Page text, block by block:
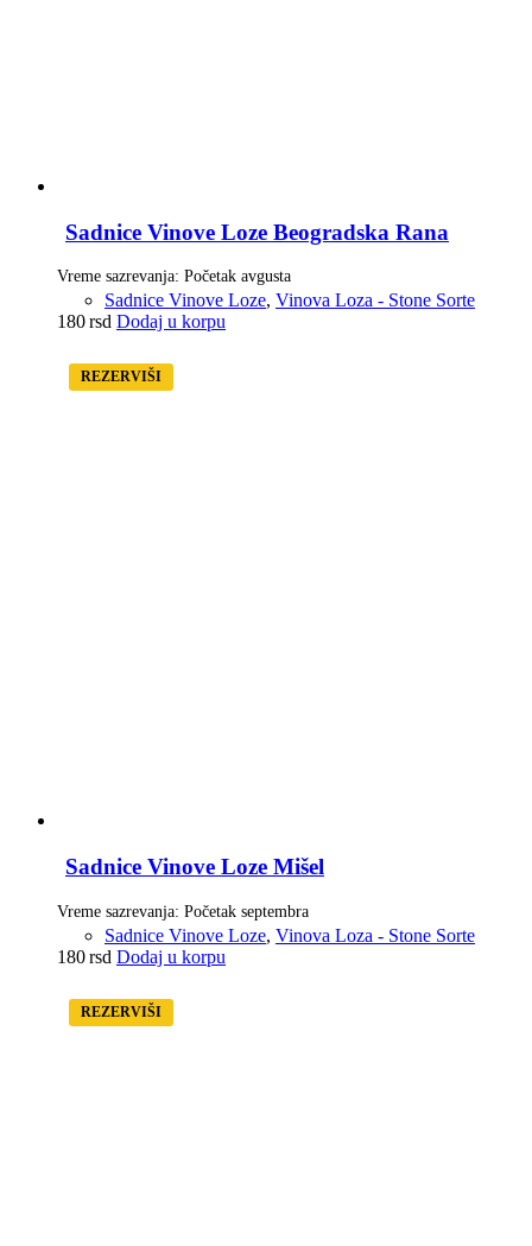
Sadnice Vinove Loze Beogradska Rana
Vreme sazrevanja: Početak avgusta
Sadnice Vinove Loze, Vinova Loza - Stone Sorte
180rsd Dodaj u korpu
REZERVIŠI
Sadnice Vinove Loze Mišel
Vreme sazrevanja: Početak septembra
Sadnice Vinove Loze, Vinova Loza - Stone Sorte
180rsd Dodaj u korpu
REZERVIŠI